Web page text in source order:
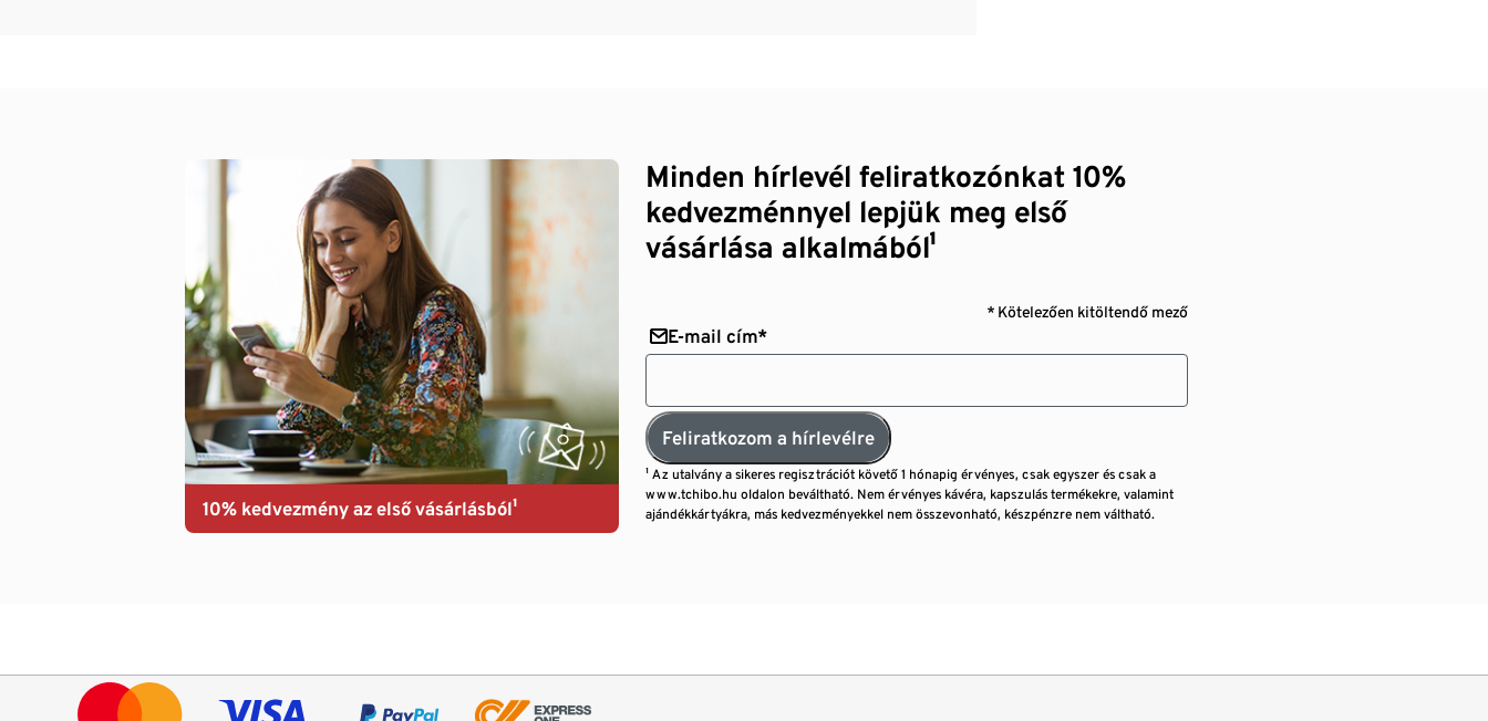
10% kedvezmény az első vásárlásból¹
Minden hírlevél feliratkozónkat 10%
kedvezménnyel lepjük meg első
vásárlása alkalmából¹
* Kötelezően kitöltendő mező
E-mail cím*
Feliratkozom a hírlevélre
¹ Az utalvány a sikeres regisztrációt követő 1 hónapig érvényes, csak egyszer és csak a
www.tchibo.hu oldalon beváltható. Nem érvényes kávéra, kapszulás termékekre, valamint
ajándékkártyákra, más kedvezményekkel nem összevonható, készpénzre nem váltható.